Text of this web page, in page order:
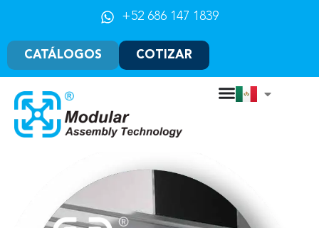
+52 686 147 1839
CATÁLOGOS COTIZAR